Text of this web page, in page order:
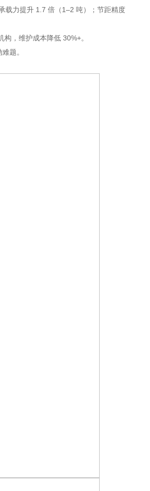
载力提升 1.7 倍（1–2 吨）；节距精度
，维护成本降低 30%+。
题。